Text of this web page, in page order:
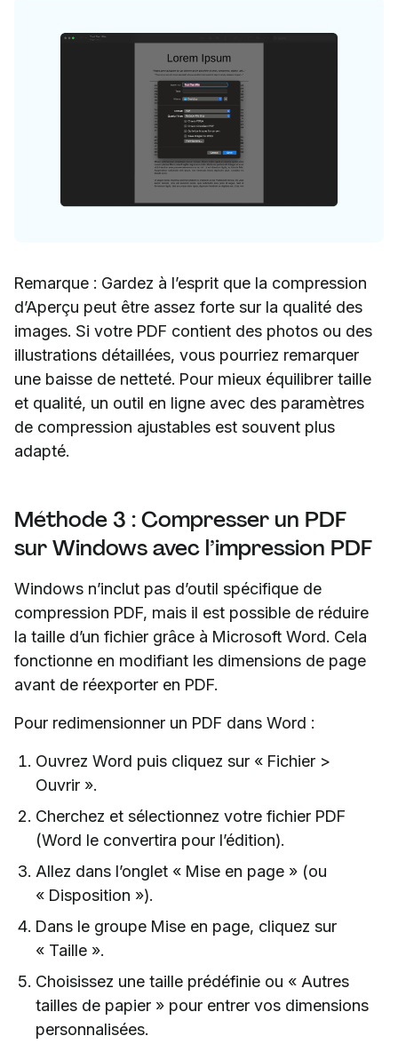
Remarque : Gardez à l’esprit que la compression
d’Aperçu peut être assez forte sur la qualité des
images. Si votre PDF contient des photos ou des
illustrations détaillées, vous pourriez remarquer
une baisse de netteté. Pour mieux équilibrer taille
et qualité, un outil en ligne avec des paramètres
de compression ajustables est souvent plus
adapté.
Méthode 3 : Compresser un PDF
sur Windows avec l’impression PDF
Windows n’inclut pas d’outil spécifique de
compression PDF, mais il est possible de réduire
la taille d’un fichier grâce à Microsoft Word. Cela
fonctionne en modifiant les dimensions de page
avant de réexporter en PDF.
Pour redimensionner un PDF dans Word :
Ouvrez Word puis cliquez sur « Fichier >
Ouvrir ».
Cherchez et sélectionnez votre fichier PDF
(Word le convertira pour l’édition).
Allez dans l’onglet « Mise en page » (ou
« Disposition »).
Dans le groupe Mise en page, cliquez sur
« Taille ».
Choisissez une taille prédéfinie ou « Autres
tailles de papier » pour entrer vos dimensions
personnalisées.